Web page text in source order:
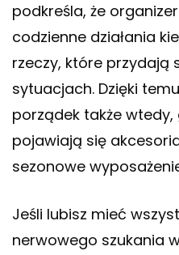
podkreśla, że
codzienne działania
rzeczy, które przydają
sytuacjach. Dzięki
porządek także
pojawiają się
sezonowe
Jeśli lubisz mieć
nerwowego szukania